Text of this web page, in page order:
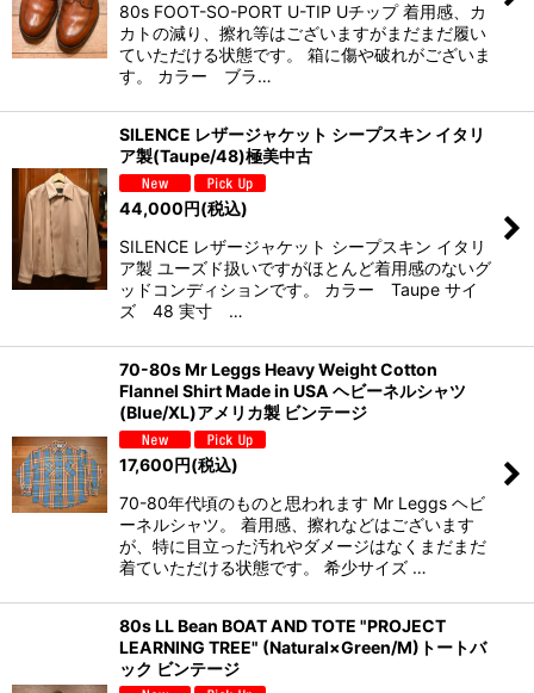
80s FOOT-SO-PORT U-TIP Uチップ 着用感、カ
カトの減り、擦れ等はございますがまだまだ履い
ていただける状態です。 箱に傷や破れがございま
す。 カラー ブラ…
SILENCE レザージャケット シープスキン イタリ
ア製(Taupe/48)極美中古
44,000円(税込)
SILENCE レザージャケット シープスキン イタリ
ア製 ユーズド扱いですがほとんど着用感のないグ
ッドコンディションです。 カラー Taupe サイ
ズ 48 実寸 …
70-80s Mr Leggs Heavy Weight Cotton
Flannel Shirt Made in USA ヘビーネルシャツ
(Blue/XL)アメリカ製 ビンテージ
17,600円(税込)
70-80年代頃のものと思われます Mr Leggs ヘビ
ーネルシャツ。 着用感、擦れなどはございます
が、特に目立った汚れやダメージはなくまだまだ
着ていただける状態です。 希少サイズ …
80s LL Bean BOAT AND TOTE "PROJECT
LEARNING TREE" (Natural×Green/M)トートバ
ック ビンテージ